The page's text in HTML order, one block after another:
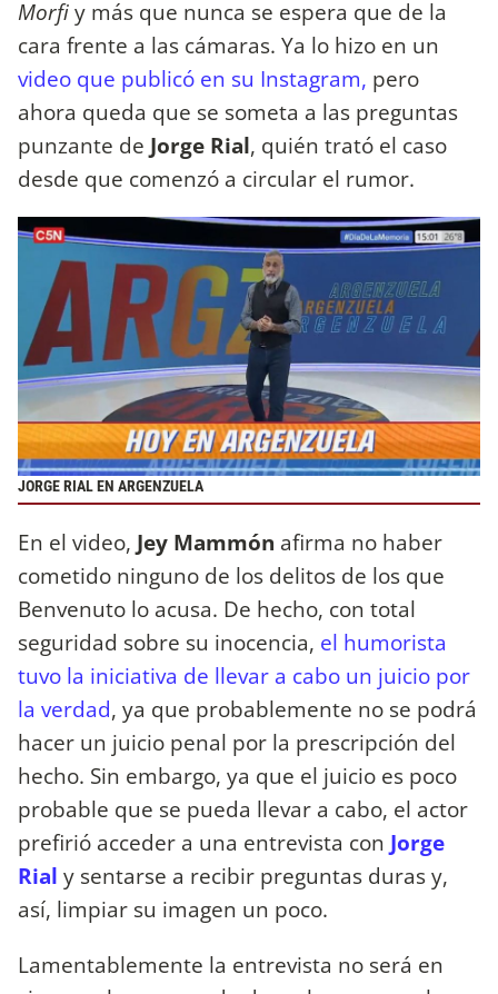
Morfiy más que nunca se espera que de la
cara frente a las cámaras. Ya lo hizo en un
video que publicó en su Instagram, pero
ahora queda que se someta a las preguntas
punzante de Jorge Rial, quién trató el caso
desde que comenzó a circular el rumor.
JORGE RIAL EN ARGENZUELA
En el video, Jey Mammón afirma no haber
cometido ninguno de los delitos de los que
Benvenuto lo acusa. De hecho, con total
seguridad sobre su inocencia, el humorista
tuvo la iniciativa de llevar a cabo un juicio por
la verdad, ya que probablemente no se podrá
hacer un juicio penal por la prescripción del
hecho. Sin embargo, ya que el juicio es poco
probable que se pueda llevar a cabo, el actor
prefirió acceder a una entrevista con Jorge
Rial y sentarse a recibir preguntas duras y,
así, limpiar su imagen un poco.
Lamentablemente la entrevista no será en